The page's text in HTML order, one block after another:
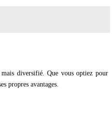
diversifié. Que vous optiez pour
propres avantages.